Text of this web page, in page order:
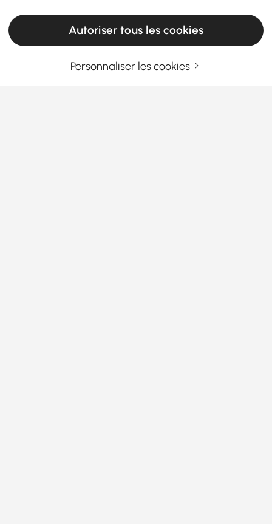
Autoriser tous les cookies
Personnaliser les cookies